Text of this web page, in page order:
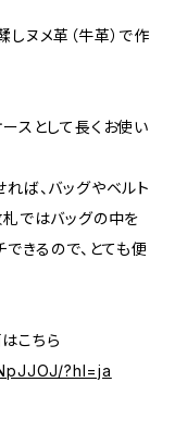
ヌメ革（牛革）で作
スとして長くお使い
ば、バッグやベルト
ではバッグの中を
きるので、とても便
こちら
?hl=ja